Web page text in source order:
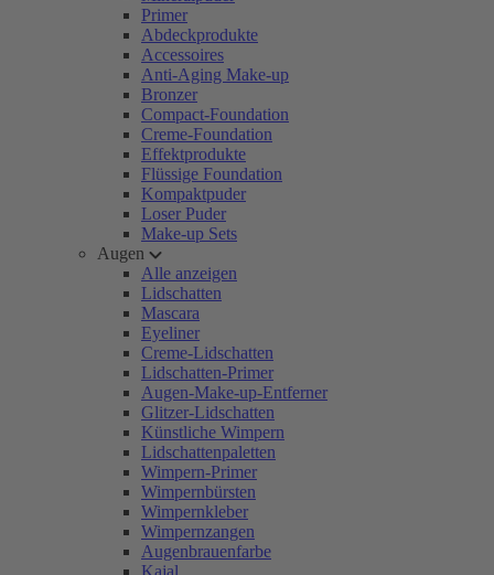
Primer
Abdeckprodukte
Accessoires
Anti-Aging Make-up
Bronzer
Compact-Foundation
Creme-Foundation
Effektprodukte
Flüssige Foundation
Kompaktpuder
Loser Puder
Make-up Sets
Augen
Alle anzeigen
Lidschatten
Mascara
Eyeliner
Creme-Lidschatten
Lidschatten-Primer
Augen-Make-up-Entferner
Glitzer-Lidschatten
Künstliche Wimpern
Lidschattenpaletten
Wimpern-Primer
Wimpernbürsten
Wimpernkleber
Wimpernzangen
Augenbrauenfarbe
Kajal